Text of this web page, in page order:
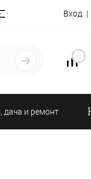
Вход
0
дача и ремонт